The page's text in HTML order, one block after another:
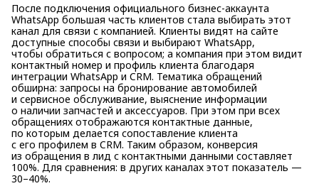
После подключения официального бизнес-аккаунта
WhatsApp большая часть клиентов стала выбирать этот
канал для связи с компанией. Клиенты видят на сайте
доступные способы связи и выбирают WhatsApp,
чтобы обратиться с вопросом; а компания при этом видит
контактный номер и профиль клиента благодаря
интеграции WhatsApp и CRM. Тематика обращений
обширна: запросы на бронирование автомобилей
и сервисное обслуживание, выяснение информации
о наличии запчастей и аксессуаров. При этом при всех
обращениях отображаются контактные данные,
по которым делается сопоставление клиента
с его профилем в CRM. Таким образом, конверсия
из обращения в лид с контактными данными составляет
100%. Для сравнения: в других каналах этот показатель —
30–40%.